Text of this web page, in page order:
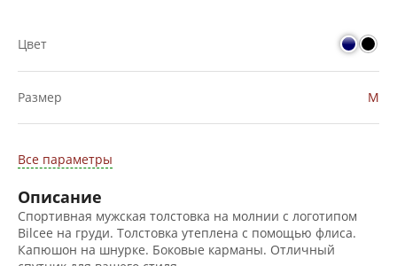
Цвет
Размер M
Все параметры
Описание
Спортивная мужская толстовка на молнии с логотипом
Bilcee на груди. Толстовка утеплена с помощью флиса.
Капюшон на шнурке. Боковые карманы. Отличный